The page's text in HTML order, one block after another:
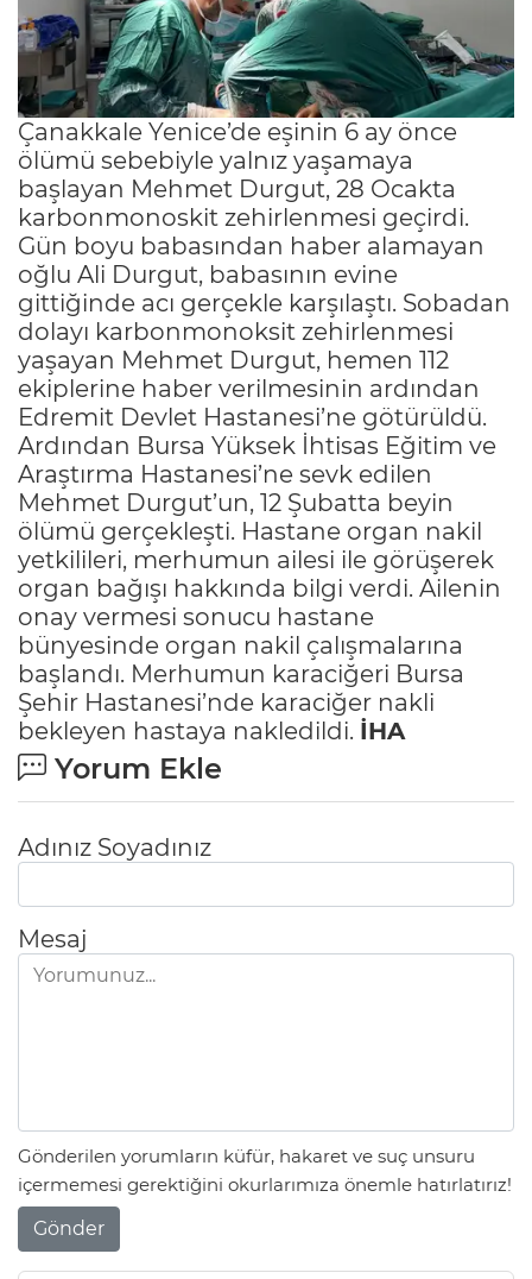
Çanakkale Yenice’de eşinin 6 ay önce
ölümü sebebiyle yalnız yaşamaya
başlayan Mehmet Durgut, 28 Ocakta
karbonmonoskit zehirlenmesi geçirdi.
Gün boyu babasından haber alamayan
oğlu Ali Durgut, babasının evine
gittiğinde acı gerçekle karşılaştı. Sobadan
dolayı karbonmonoksit zehirlenmesi
yaşayan Mehmet Durgut, hemen 112
ekiplerine haber verilmesinin ardından
Edremit Devlet Hastanesi’ne götürüldü.
Ardından Bursa Yüksek İhtisas Eğitim ve
Araştırma Hastanesi’ne sevk edilen
Mehmet Durgut’un, 12 Şubatta beyin
ölümü gerçekleşti. Hastane organ nakil
yetkilileri, merhumun ailesi ile görüşerek
organ bağışı hakkında bilgi verdi. Ailenin
onay vermesi sonucu hastane
bünyesinde organ nakil çalışmalarına
başlandı. Merhumun karaciğeri Bursa
Şehir Hastanesi’nde karaciğer nakli
bekleyen hastaya nakledildi. İHA
Yorum Ekle
Adınız Soyadınız
Mesaj
Gönderilen yorumların küfür, hakaret ve suç unsuru
içermemesi gerektiğini okurlarımıza önemle hatırlatırız!
Gönder